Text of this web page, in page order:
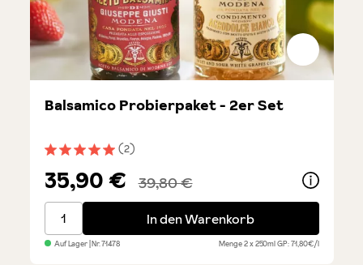
Durchschnittliche Bewertung von 5 von 5 Sternen
(2)
Balsamico Probierpaket - 2er Set
35,90 € 39,80 €
Balsamico Probierpaket - 2er Set
In den Warenkorb
Auf Lager| Nr.71478 Menge2 x 250mlGP: 71,80€/l